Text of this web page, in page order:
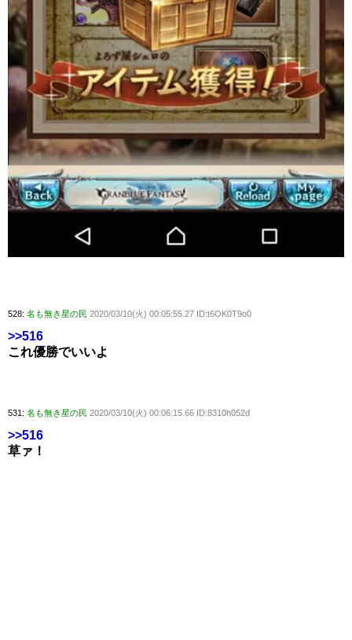
528: 名も無き星の民 2020/03/10(火) 00:05:55.27 ID:t6OK0T9o0
>>516
これ優勝でいいよ
531: 名も無き星の民 2020/03/10(火) 00:06:15.66 ID:8310h052d
>>516
草ァ！